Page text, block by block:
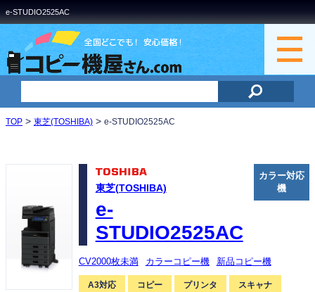
e-STUDIO2525AC
TOP > 東芝(TOSHIBA) > e-STUDIO2525AC
東芝(TOSHIBA)
e-
STUDIO2525AC
カラー対応
機
CV2000枚未満 カラーコピー機 新品コピー機
A3対応 コピー プリンタ スキャナ